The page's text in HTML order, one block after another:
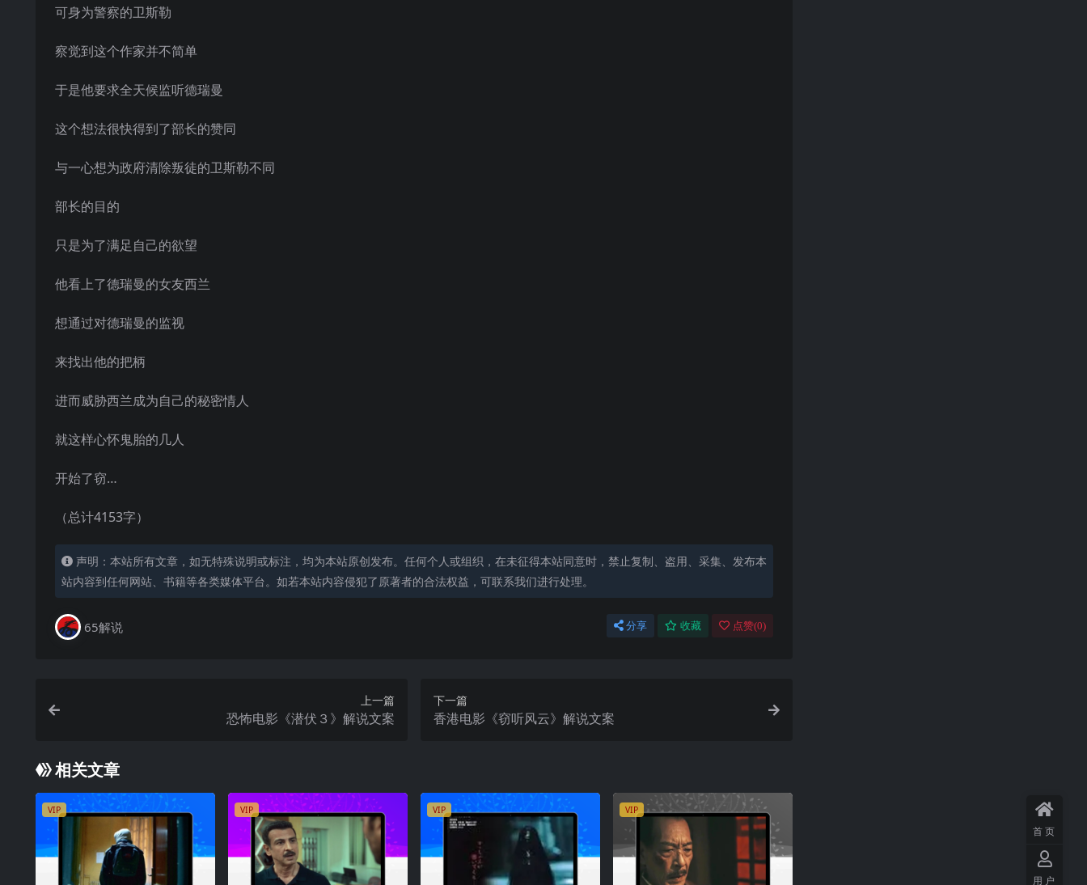
可身为警察的卫斯勒
察觉到这个作家并不简单
于是他要求全天候监听德瑞曼
这个想法很快得到了部长的赞同
与一心想为政府清除叛徒的卫斯勒不同
部长的目的
只是为了满足自己的欲望
他看上了德瑞曼的女友西兰
想通过对德瑞曼的监视
来找出他的把柄
进而威胁西兰成为自己的秘密情人
就这样心怀鬼胎的几人
开始了窃…
（总计4153字）
声明：本站所有文章，如无特殊说明或标注，均为本站原创发布。任何个人或组织，在未征得本站同意时，禁止复制、盗用、采集、发布本
站内容到任何网站、书籍等各类媒体平台。如若本站内容侵犯了原著者的合法权益，可联系我们进行处理。
65解说 分享 收藏 点赞(0)
上一篇
恐怖电影《潜伏３》解说文案
下一篇
香港电影《窃听风云》解说文案
相关文章
VIP VIP VIP VIP
首页
用户